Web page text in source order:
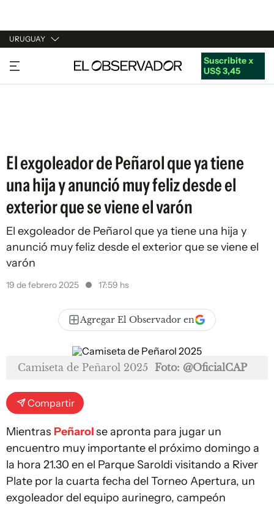
URUGUAY
URUGUAY
ARGENTINA
Suscribite x
US$ 3,45
El exgoleador de Peñarol que ya tiene
una hija y anunció muy feliz desde el
exterior que se viene el varón
El exgoleador de Peñarol que ya tiene una hija y
anunció muy feliz desde el exterior que se viene el
varón
19 de febrero 2025 17:59 hs
Agregar El Observador en
Camiseta de Peñarol 2025 Foto: @OficialCAP
Compartir
Mientras Peñarolse apronta para jugar un
encuentro muy importante el próximo domingo a
la hora 21.30 en el Parque Saroldi visitando a River
Plate por la cuarta fecha del Torneo Apertura, un
exgoleador del equipo aurinegro, campeón